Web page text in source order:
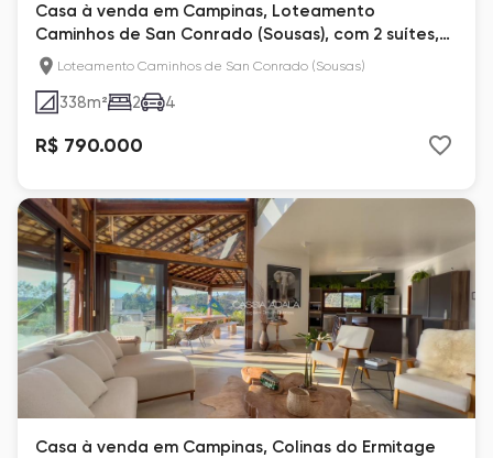
Casa à venda em Campinas, Loteamento
Caminhos de San Conrado (Sousas), com 2 suítes,
com 338 m²
Loteamento Caminhos de San Conrado (Sousas)
338m² 2 4
R$ 790.000
Casa à venda em Campinas, Colinas do Ermitage